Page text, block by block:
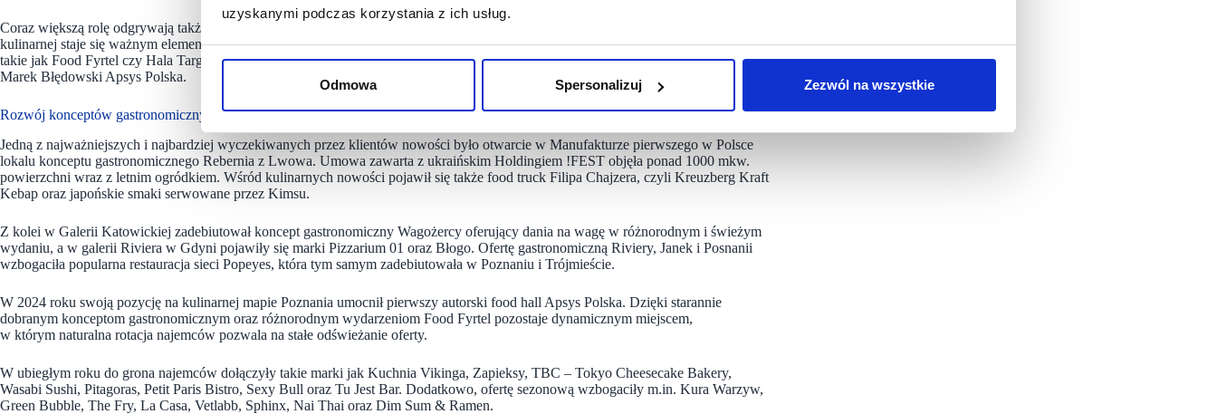
uzyskanymi podczas korzystania z ich usług.
Odmowa Spersonalizuj Zezwól na wszystkie
Coraz większą rolę odgrywają także koncepty gastronomiczne – segment ten dynamicznie się rozwija, a różnorodność oferty
kulinarnej staje się ważnym elementem przyciągającym klientów. W naszym portfolio posiadamy obiekty dedykowane gastronomii,
takie jak Food Fyrtel czy Hala Targowa, które stanowią atrakcyjną przestrzeń dla nowych i rozwijających się konceptów”–mówi
Marek Błędowski Apsys Polska.
Rozwój konceptów gastronomicznych
Jedną z najważniejszych i najbardziej wyczekiwanych przez klientów nowości było otwarcie w Manufakturze pierwszego w Polsce
lokalu konceptu gastronomicznego Rebernia z Lwowa. Umowa zawarta z ukraińskim Holdingiem !FEST objęła ponad 1000 mkw.
powierzchni wraz z letnim ogródkiem. Wśród kulinarnych nowości pojawił się także food truck Filipa Chajzera, czyli Kreuzberg Kraft
Kebap oraz japońskie smaki serwowane przez Kimsu.
Z kolei w Galerii Katowickiej zadebiutował koncept gastronomiczny Wagożercy oferujący dania na wagę w różnorodnym i świeżym
wydaniu, a w galerii Riviera w Gdyni pojawiły się marki Pizzarium 01 oraz Błogo. Ofertę gastronomiczną Riviery, Janek i Posnanii
wzbogaciła popularna restauracja sieci Popeyes, która tym samym zadebiutowała w Poznaniu i Trójmieście.
W 2024 roku swoją pozycję na kulinarnej mapie Poznania umocnił pierwszy autorski food hall Apsys Polska. Dzięki starannie
dobranym konceptom gastronomicznym oraz różnorodnym wydarzeniom Food Fyrtel pozostaje dynamicznym miejscem,
w którym naturalna rotacja najemców pozwala na stałe odświeżanie oferty.
W ubiegłym roku do grona najemców dołączyły takie marki jak Kuchnia Vikinga, Zapieksy, TBC – Tokyo Cheesecake Bakery,
Wasabi Sushi, Pitagoras, Petit Paris Bistro, Sexy Bull oraz Tu Jest Bar. Dodatkowo, ofertę sezonową wzbogaciły m.in. Kura Warzyw,
Green Bubble, The Fry, La Casa, Vetlabb, Sphinx, Nai Thai oraz Dim Sum & Ramen.